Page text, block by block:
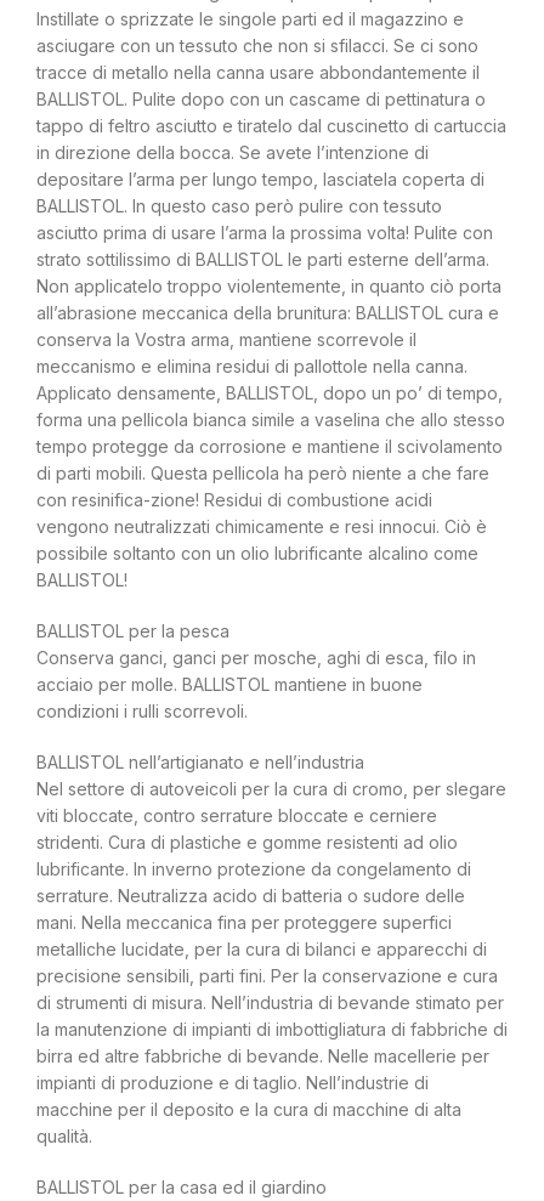
Instillate o sprizzate le singole parti ed il magazzino e
asciugare con un tessuto che non si sfilacci. Se ci sono
tracce di metallo nella canna usare abbondantemente il
BALLISTOL. Pulite dopo con un cascame di pettinatura o
tappo di feltro asciutto e tiratelo dal cuscinetto di cartuccia
in direzione della bocca. Se avete l’intenzione di
depositare l’arma per lungo tempo, lasciatela coperta di
BALLISTOL. In questo caso però pulire con tessuto
asciutto prima di usare l’arma la prossima volta! Pulite con
strato sottilissimo di BALLISTOL le parti esterne dell’arma.
Non applicatelo troppo violentemente, in quanto ciò porta
all’abrasione meccanica della brunitura: BALLISTOL cura e
conserva la Vostra arma, mantiene scorrevole il
meccanismo e elimina residui di pallottole nella canna.
Applicato densamente, BALLISTOL, dopo un po’ di tempo,
forma una pellicola bianca simile a vaselina che allo stesso
tempo protegge da corrosione e mantiene il scivolamento
di parti mobili. Questa pellicola ha però niente a che fare
con resinifica-zione! Residui di combustione acidi
vengono neutralizzati chimicamente e resi innocui. Ciò è
possibile soltanto con un olio lubrificante alcalino come
BALLISTOL!
BALLISTOL per la pesca
Conserva ganci, ganci per mosche, aghi di esca, filo in
acciaio per molle. BALLISTOL mantiene in buone
condizioni i rulli scorrevoli.
BALLISTOL nell’artigianato e nell’industria
Nel settore di autoveicoli per la cura di cromo, per slegare
viti bloccate, contro serrature bloccate e cerniere
stridenti. Cura di plastiche e gomme resistenti ad olio
lubrificante. In inverno protezione da congelamento di
serrature. Neutralizza acido di batteria o sudore delle
mani. Nella meccanica fina per proteggere superfici
metalliche lucidate, per la cura di bilanci e apparecchi di
precisione sensibili, parti fini. Per la conservazione e cura
di strumenti di misura. Nell’industria di bevande stimato per
la manutenzione di impianti di imbottigliatura di fabbriche di
birra ed altre fabbriche di bevande. Nelle macellerie per
impianti di produzione e di taglio. Nell’industrie di
macchine per il deposito e la cura di macchine di alta
qualità.
BALLISTOL per la casa ed il giardino